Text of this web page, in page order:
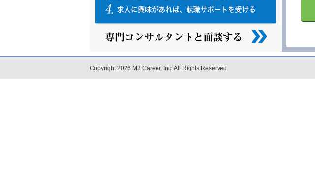
Copyright2026 M3 Career, Inc. All Rights Reserved.